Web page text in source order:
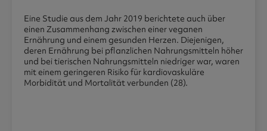
Eine Studie aus dem Jahr 2019 berichtete auch über
einen Zusammenhang zwischen einer veganen
Ernährung und einem gesunden Herzen. Diejenigen,
deren Ernährung bei pflanzlichen Nahrungsmitteln höher
und bei tierischen Nahrungsmitteln niedriger war, waren
mit einem geringeren Risiko für kardiovaskuläre
Morbidität und Mortalität verbunden (28).